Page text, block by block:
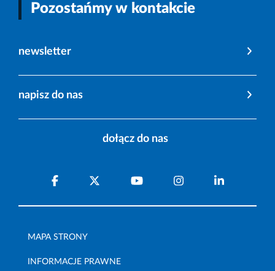
Pozostańmy w kontakcie
newsletter
napisz do nas
dołącz do nas
MAPA STRONY
INFORMACJE PRAWNE